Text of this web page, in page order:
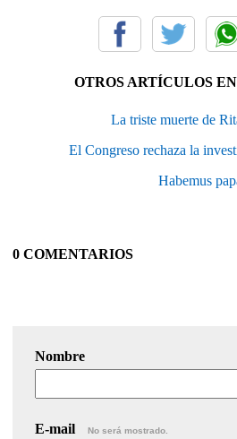
OTROS ARTÍCULOS
La triste muerte de
El Congreso rechaza la
Habemus
0 COMENTARIOS
Nombre
E-mail No será mostrado.